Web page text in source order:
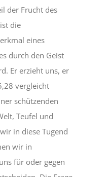
der Frucht des
die
eines
durch den Geist
Er erzieht uns, er
vergleicht
schützenden
Teufel und
in diese Tugend
wir in
für oder gegen